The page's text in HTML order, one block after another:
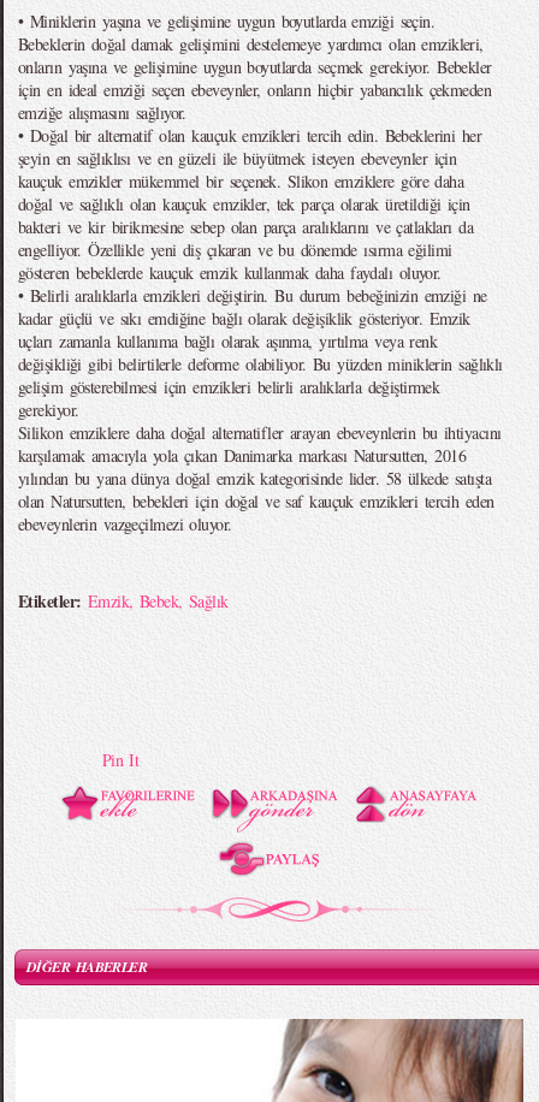
• Miniklerin yaşına ve gelişimine uygun boyutlarda emziği seçin.
Bebeklerin doğal damak gelişimini destelemeye yardımcı olan emzikleri,
onların yaşına ve gelişimine uygun boyutlarda seçmek gerekiyor. Bebekler
için en ideal emziği seçen ebeveynler, onların hiçbir yabancılık çekmeden
emziğe alışmasını sağlıyor.
• Doğal bir alternatif olan kauçuk emzikleri tercih edin. Bebeklerini her
şeyin en sağlıklısı ve en güzeli ile büyütmek isteyen ebeveynler için
kauçuk emzikler mükemmel bir seçenek. Slikon emziklere göre daha
doğal ve sağlıklı olan kauçuk emzikler, tek parça olarak üretildiği için
bakteri ve kir birikmesine sebep olan parça aralıklarını ve çatlakları da
engelliyor. Özellikle yeni diş çıkaran ve bu dönemde ısırma eğilimi
gösteren bebeklerde kauçuk emzik kullanmak daha faydalı oluyor.
• Belirli aralıklarla emzikleri değiştirin. Bu durum bebeğinizin emziği ne
kadar güçlü ve sıkı emdiğine bağlı olarak değişiklik gösteriyor. Emzik
uçları zamanla kullanıma bağlı olarak aşınma, yırtılma veya renk
değişikliği gibi belirtilerle deforme olabiliyor. Bu yüzden miniklerin sağlıklı
gelişim gösterebilmesi için emzikleri belirli aralıklarla değiştirmek
gerekiyor.
Silikon emziklere daha doğal alternatifler arayan ebeveynlerin bu ihtiyacını
karşılamak amacıyla yola çıkan Danimarka markası Natursutten, 2016
yılından bu yana dünya doğal emzik kategorisinde lider. 58 ülkede satışta
olan Natursutten, bebekleri için doğal ve saf kauçuk emzikleri tercih eden
ebeveynlerin vazgeçilmezi oluyor.
Etiketler: Emzik, Bebek,Sağlık
Pin It
DİĞER HABERLER